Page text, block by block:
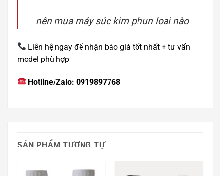
nên mua máy súc kim phun loại nào
Liên hệ ngay để nhận báo giá tốt nhất + tư vấn
model phù hợp
Hotline/Zalo: 0919897768
SẢN PHẨM TƯƠNG TỰ